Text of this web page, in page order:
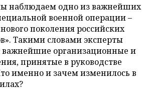
наблюдаем одно из важнейших
военной операции –
поколения российских
Такими словами эксперты
организационные и
принятые в руководстве
именно и зачем изменилось в